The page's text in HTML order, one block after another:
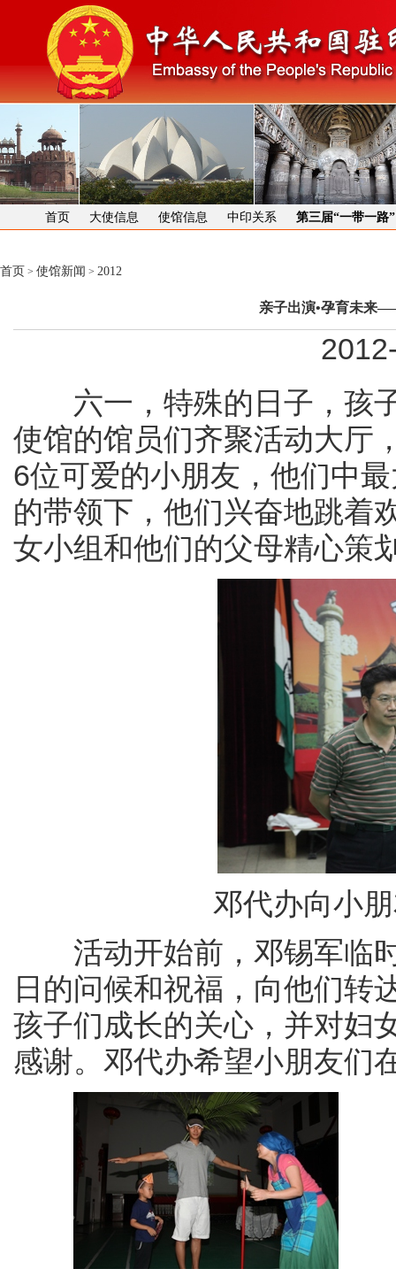
首页 大使信息 使馆信息 中印关系 第三届“一带一路
首页 > 使馆新闻 > 2012
亲子出演•孕育未来
六一，特殊的日子，孩子
使馆的馆员们齐聚活动大
6位可爱的小朋友，他们中
的带领下，他们兴奋地跳着
女小组和他们的父母精心策
邓代办向小
活动开始前，邓锡军临时
日的问候和祝福，向他们转
孩子们成长的关心，并对妇
感谢。邓代办希望小朋友们